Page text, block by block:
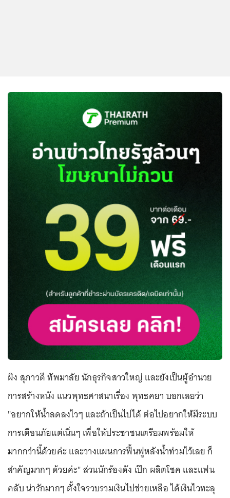
ผิง สุภาวดี ทัพมาลัย นักธุรกิจสาวใหญ่ และยังเป็นผู้อำนวย
การสร้างหนัง แนวพุทธศาสนาเรื่อง พุทธคยา บอกเลยว่า
"อยากให้น้ำลดลงไวๆ และถ้าเป็นไปได้ ต่อไปอยากให้มีระบบ
การเตือนภัยแต่เนิ่นๆ เพื่อให้ประชาชนเตรียมพร้อมให้
มากกว่านี้ด้วยค่ะ และวางแผนการฟื้นฟูหลังน้ำท่วมไว้เลย ก็
สำคัญมากๆ ด้วยค่ะ" ส่วนนักร้องดัง เป๊ก ผลิตโชค และแฟน
คลับ น่ารักมากๆ ตั้งใจรวบรวมเงินไปช่วยเหลือ ได้เงินไวทะลุ